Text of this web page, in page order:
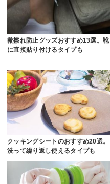
靴擦れ防止グッズおすすめ13選。靴
に直接貼り付けるタイプも
クッキングシートのおすすめ20選。
洗って繰り返し使えるタイプも